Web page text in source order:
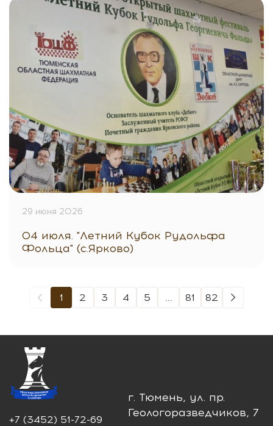
29 июня 2026
04 июля. "Летний Кубок Рудольфа
Фольца" (с.Ярково)
1 2 3 4 5 ... 81 82
+7 (3452) 51-72-69
г. Тюмень, ул. пр.
Геологоразведчиков, 7